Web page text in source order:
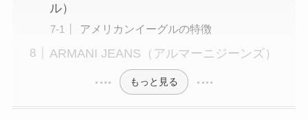
ル）
アメリカンイーグルの特徴
ARMANI JEANS（アルマーニジーンズ）
もっと見る